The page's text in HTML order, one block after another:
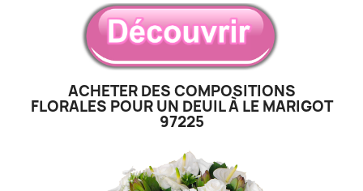
ACHETER DES COMPOSITIONS
FLORALES POUR UN DEUIL À LE MARIGOT
97225